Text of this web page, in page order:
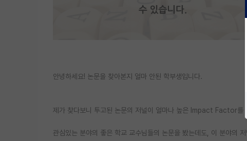
안녕하세요! 논문을 찾아본지 얼마 안된 학부생입니다.
제가 찾다보니 투고된 논문의 저널이 얼마나 높은 Impact Factor를
관심있는 분야의 좋은 학교 교수님들의 논문을 봤는데도, 이 분야의